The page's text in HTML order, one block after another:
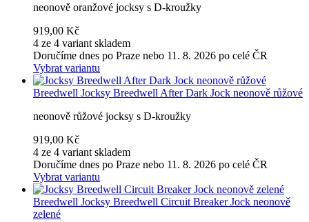
neonově oranžové jocksy s D-kroužky
919,00 Kč
4 ze 4 variant skladem
Doručíme dnes po Praze nebo 11. 8. 2026 po celé ČR
Vybrat variantu
Breedwell Jocksy Breedwell After Dark Jock neonově růžové
neonově růžové jocksy s D-kroužky
919,00 Kč
4 ze 4 variant skladem
Doručíme dnes po Praze nebo 11. 8. 2026 po celé ČR
Vybrat variantu
Breedwell Jocksy Breedwell Circuit Breaker Jock neonově
zelené